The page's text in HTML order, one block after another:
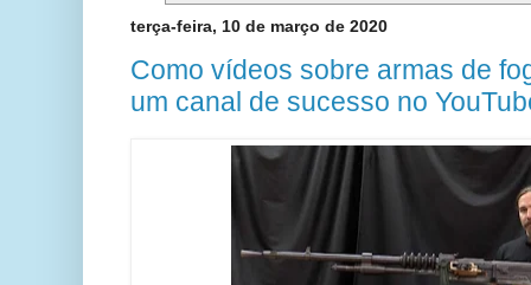
terça-feira, 10 de março de 2020
Como vídeos sobre armas de
um canal de sucesso no